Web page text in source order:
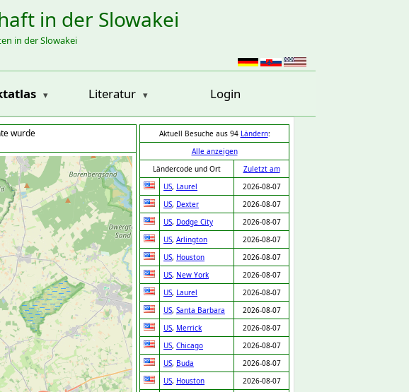
in der Slowakei
in der Slowakei
Literatur Login
wurde Aktuell Besuche aus 94 Ländern:
Alle anzeigen
Ländercode und Ort
Zuletzt am
US, Laurel
2026-08-07
US, Dexter
2026-08-07
US, Dodge City
2026-08-07
US, Arlington
2026-08-07
US, Houston
2026-08-07
US, New York
2026-08-07
US, Laurel
2026-08-07
US, Santa Barbara
2026-08-07
US, Merrick
2026-08-07
US, Chicago
2026-08-07
US, Buda
2026-08-07
US, Houston
2026-08-07